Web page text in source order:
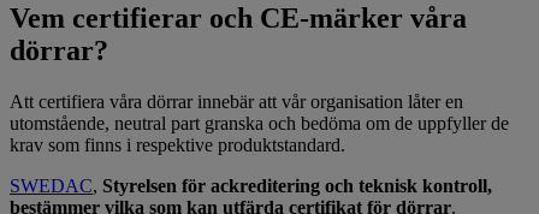
Vem certifierar och CE-märker våra
dörrar?
Att certifiera våra dörrar innebär att vår organisation låter en
utomstående, neutral part granska och bedöma om de uppfyller de
krav som finns i respektive produktstandard.
SWEDAC, Styrelsen för ackreditering och teknisk kontroll,
bestämmer vilka som kan utfärda certifikat för dörrar.